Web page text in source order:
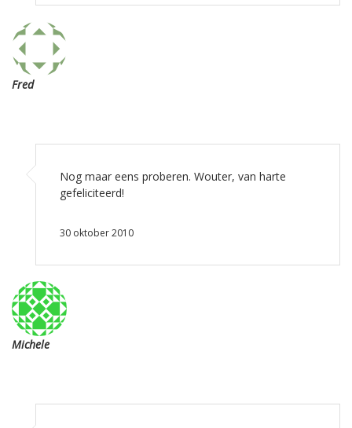
Fred
Nog maar eens proberen. Wouter, van harte
gefeliciteerd!
30 oktober 2010
Michele